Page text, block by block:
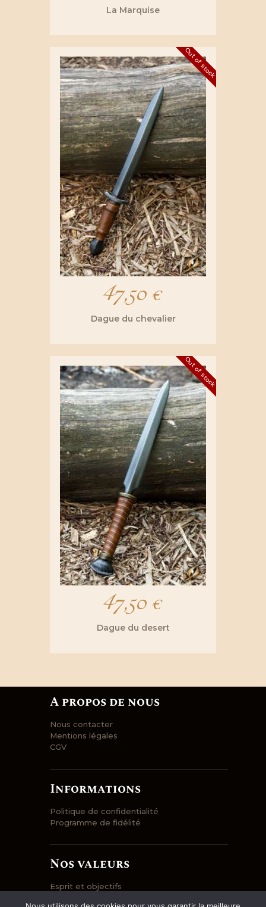
La Marquise
Out of stock
47,50€
Dague du chevalier
Out of stock
47,50€
Dague du desert
A propos de nous
Nous contacter
Mentions légales
CGV
Informations
Politique de confidentialité
Programme de fidélité
Nos valeurs
Esprit et objectifs